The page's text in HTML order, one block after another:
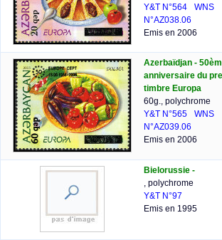
Y&T N°564
WNS
N°AZ038.06
Emis en 2006
Azerbaïdjan -
anniversaire du
timbre Europa
60g., polychrome
Y&T N°565
WNS
N°AZ039.06
Emis en 2006
Bielorussie -
, polychrome
Y&T N°97
Emis en 1995